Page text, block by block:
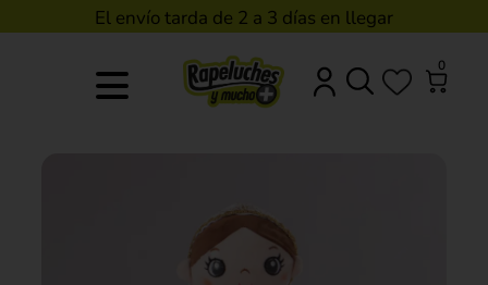
El envío tarda de 2 a 3 días en llegar
0